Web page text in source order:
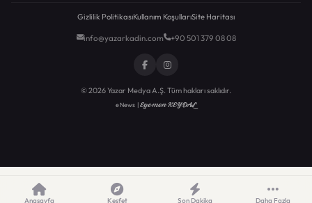
Gizlilik PolitikasıKullanım KoşullarıSite Haritası
info@yazarkadin.com +90 501 379 08 08
© 2026 Yazar Medya A.Ş. Tüm hakları saklıdır.
eNews |Egemen KEYDAL
Anasayfa Keşfet Son Dakika Daha Fazla